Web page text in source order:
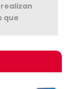
que